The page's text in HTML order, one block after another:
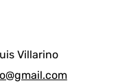
Villarino